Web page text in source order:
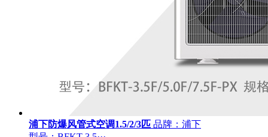
浦下防爆风管式空调1.5/2/3匹 品牌：浦下